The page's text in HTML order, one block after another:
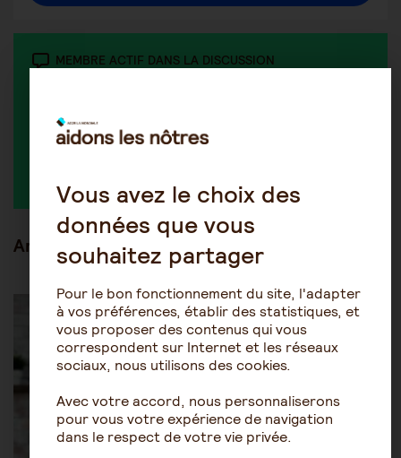
MEMBRE ACTIF DANS LA DISCUSSION
Articles en lien
Être accompagné au quotidien Maintien à domicile
Vous avez le choix des
données que vous
souhaitez partager
Pour le bon fonctionnement du site, l'adapter
à vos préférences, établir des statistiques, et
vous proposer des contenus qui vous
correspondent sur Internet et les réseaux
sociaux, nous utilisons des cookies.
Avec votre accord, nous personnaliserons
pour vous votre expérience de navigation
dans le respect de votre vie privée.